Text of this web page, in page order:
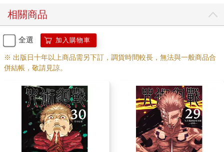
相關商品
全選 加入購物車
※ 出版日十年以上商品需另下訂，調貨時間較長，無法與一般商品合
併結帳，敬請見諒。